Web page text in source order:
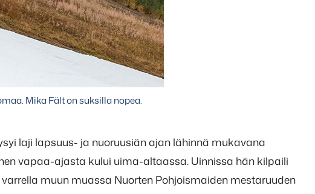
Mika Fält on suksilla nopea.
laji lapsuus- ja nuoruusiän ajan lähinnä mukavana
vapaa-ajasta kului uima-altaassa. Uinnissa hän kilpaili
muun muassa Nuorten Pohjoismaiden mestaruuden